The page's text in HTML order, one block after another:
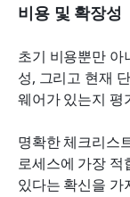
비용 및 확장성
초기 비용뿐만 아
성, 그리고 현재
웨어가 있는지 평
명확한 체크리스
로세스에 가장 적
있다는 확신을 가